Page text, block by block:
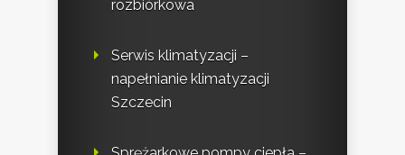
rozbiórkowa
Serwis klimatyzacji –
napełnianie klimatyzacji
Szczecin